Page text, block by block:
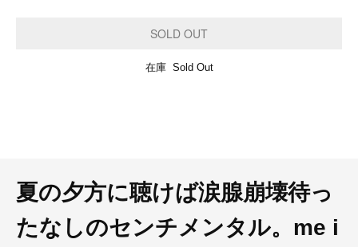
在庫 Sold Out
夏の夕方に聴けば涙腺崩壊待っ
たなしのセンチメンタル。me i